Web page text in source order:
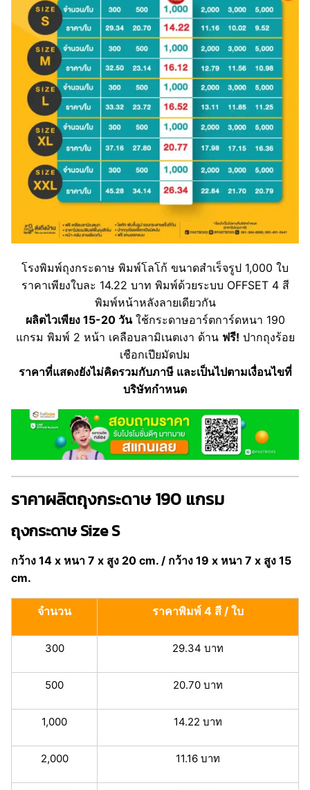
โรงพิมพ์ถุงกระดาษ พิมพ์โลโก้ ขนาดสำเร็จรูป 1,000 ใบ
ราคาเพียงใบละ 14.22 บาท พิมพ์ด้วยระบบ OFFSET 4 สี
พิมพ์หน้าหลังลายเดียวกัน
ผลิตไวเพียง 15-20 วันใช้กระดาษอาร์ตการ์ดหนา 190
แกรม พิมพ์ 2 หน้า เคลือบลามิเนตเงา ด้าน ฟรี! ปากถุงร้อย
เชือกเปียมัดปม
ราคาที่แสดงยังไม่คิดรวมกับภาษี และเป็นไปตามเงื่อนไขที่
บริษัทกำหนด
ราคาผลิตถุงกระดาษ 190 แกรม
ถุงกระดาษ Size S
กว้าง 14 x หนา 7 x สูง 20 cm. / กว้าง 19 x หนา 7 x สูง 15
cm.
จำนวน ราคาพิมพ์ 4 สี / ใบ
300 29.34 บาท
500 20.70 บาท
1,000 14.22 บาท
2,000 11.16 บาท